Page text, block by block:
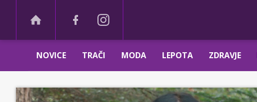
NOVICE TRAČI MODA LEPOTA ZDRAVJE